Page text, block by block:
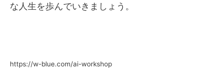
な人生を歩んでいきましょう。
https://w-blue.com/ai-workshop